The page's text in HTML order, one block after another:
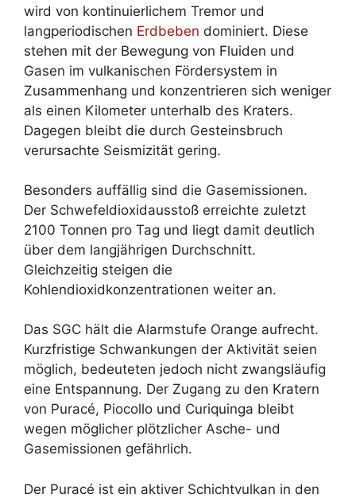
wird von kontinuierlichem Tremor und
langperiodischen Erdbeben dominiert. Diese
stehen mit der Bewegung von Fluiden und
Gasen im vulkanischen Fördersystem in
Zusammenhang und konzentrieren sich weniger
als einen Kilometer unterhalb des Kraters.
Dagegen bleibt die durch Gesteinsbruch
verursachte Seismizität gering.
Besonders auffällig sind die Gasemissionen.
Der Schwefeldioxidausstoß erreichte zuletzt
2100 Tonnen pro Tag und liegt damit deutlich
über dem langjährigen Durchschnitt.
Gleichzeitig steigen die
Kohlendioxidkonzentrationen weiter an.
Das SGC hält die Alarmstufe Orange aufrecht.
Kurzfristige Schwankungen der Aktivität seien
möglich, bedeuteten jedoch nicht zwangsläufig
eine Entspannung. Der Zugang zu den Kratern
von Puracé, Piocollo und Curiquinga bleibt
wegen möglicher plötzlicher Asche- und
Gasemissionen gefährlich.
Der Puracé ist ein aktiver Schichtvulkan in den